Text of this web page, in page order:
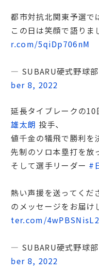
都市対抗北関東予選で
この日は笑顔で語りま
r.com/5qiDp706nM
— SUBARU硬式野球
ber 8, 2022
延長タイブレークの
雄太朗 投手、
値千金の犠飛で勝利を
先制のソロ本塁打を放
そして選手リーダー #
熱い声援を送ってくだ
のメッセージをお届け
ter.com/4wPBSNisL2
— SUBARU硬式野球
ber 8, 2022